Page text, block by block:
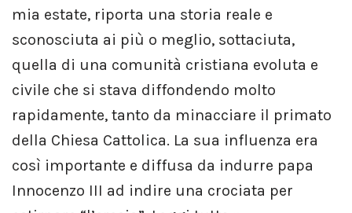
mia estate, riporta una storia reale e
sconosciuta ai più o meglio, sottaciuta,
quella di una comunità cristiana evoluta e
civile che si stava diffondendo molto
rapidamente, tanto da minacciare il primato
della Chiesa Cattolica. La sua influenza era
così importante e diffusa da indurre papa
Innocenzo III ad indire una crociata per